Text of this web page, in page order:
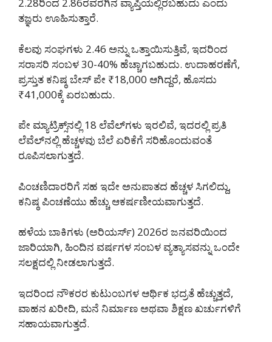
ತಜ್ಞರು ಊಹಿಸುತ್ತಾರೆ.
ಕೆಲವು ಸಂಘಗಳು 2.46 ಅನ್ನು ಒತ್ತಾಯಿಸುತ್ತಿವೆ, ಇದರಿಂದ
ಸರಾಸರಿ ಸಂಬಳ 30-40% ಹೆಚ್ಚಾಗಬಹುದು. ಉದಾಹರಣೆಗೆ,
ಪ್ರಸ್ತುತ ಕನಿಷ್ಠ ಬೇಸ್ ಪೇ ₹18,000 ಆಗಿದ್ದರೆ, ಹೊಸದು
₹41,000ಕ್ಕೆ ಏರಬಹುದು.
ಪೇ ಮ್ಯಾಟ್ರಿಕ್ಸ್‌ನಲ್ಲಿ 18 ಲೆವೆಲ್‌ಗಳು ಇರಲಿವೆ, ಇದರಲ್ಲಿ ಪ್ರತಿ
ಲೆವೆಲ್‌ನಲ್ಲಿ ಹೆಚ್ಚಳವು ಬೆಲೆ ಏರಿಕೆಗೆ ಸರಿಹೊಂದುವಂತೆ
ರೂಪಿಸಲಾಗುತ್ತದೆ.
ಪಿಂಚಣಿದಾರರಿಗೆ ಸಹ ಇದೇ ಅನುಪಾತದ ಹೆಚ್ಚಳ ಸಿಗಲಿದ್ದು,
ಕನಿಷ್ಠ ಪಿಂಚಣೆಯು ಹೆಚ್ಚು ಆಕರ್ಷಣೀಯವಾಗುತ್ತದೆ.
ಹಳೆಯ ಬಾಕಿಗಳು (ಅರಿಯರ್ಸ್) 2026ರ ಜನವರಿಯಿಂದ
ಜಾರಿಯಾಗಿ, ಹಿಂದಿನ ವರ್ಷಗಳ ಸಂಬಳ ವ್ಯತ್ಯಾಸವನ್ನು ಒಂದೇ
ಸಲಕ್ಷದಲ್ಲಿ ನೀಡಲಾಗುತ್ತದೆ.
ಇದರಿಂದ ನೌಕರರ ಕುಟುಂಬಗಳ ಆರ್ಥಿಕ ಭದ್ರತೆ ಹೆಚ್ಚುತ್ತದೆ,
ವಾಹನ ಖರೀದಿ, ಮನೆ ನಿರ್ಮಾಣ ಅಥವಾ ಶಿಕ್ಷಣ ಖರ್ಚುಗಳಿಗೆ
ಸಹಾಯವಾಗುತ್ತದೆ.